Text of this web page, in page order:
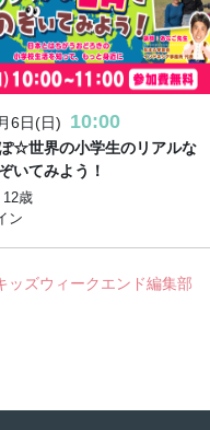
6日(日) 10:00
☆世界の小学生のリアルな
いてみよう！
歳
ン
ッズウィークエンド編集部